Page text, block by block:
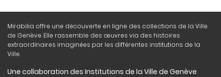
Mirabilia offre une découverte en ligne des collections de la Ville
de Genève. Elle rassemble des œuvres via des histoires
extraordinaires imaginées par les différentes institutions de la
Ville.
Une collaboration des Institutions de la Ville de Genève